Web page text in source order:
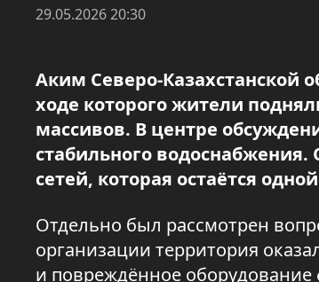
29.05.2026 20:30
Аким Северо-Казахстанской
ходе которого жители
массивов. В центре
стабильного
сетей, которая остаётся
Отдельно был рассмотрен
организации территория
и повреждённое оборудование